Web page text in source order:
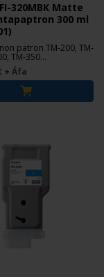
320MBK Matte
300 ml
patron TM-200, TM-
TM-350
+ Áfa